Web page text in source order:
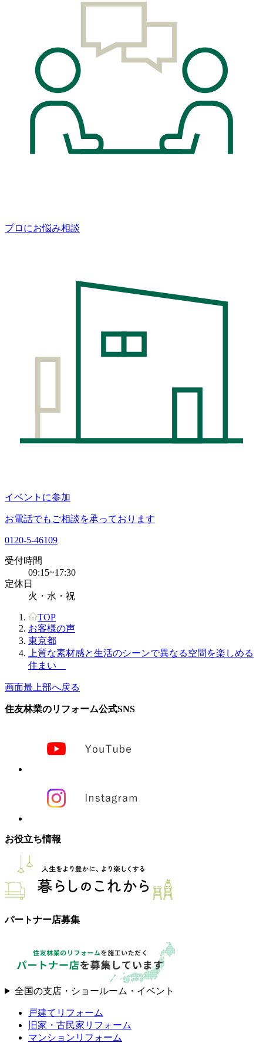
プロにお悩み相談
イベントに参加
お電話でもご相談を承っております
0120-5-46109
受付時間
09:15~17:30
定休日
火・水・祝
TOP
お客様の声
東京都
上質な素材感と生活のシーンで異なる空間を楽しめる
住まい
画面最上部へ戻る
住友林業のリフォーム公式SNS
お役立ち情報
パートナー店募集
全国の支店・ショールーム・イベント
戸建てリフォーム
旧家・古民家リフォーム
マンションリフォーム